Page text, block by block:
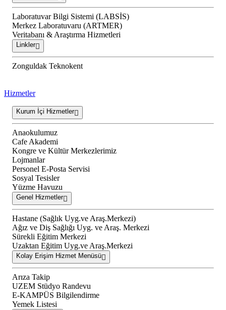
Laboratuvar Bilgi Sistemi (LABSİS)
Merkez Laboratuvaru (ARTMER)
Veritabanı & Araştırma Hizmetleri
Linkler
Zonguldak Teknokent
Hizmetler
Kurum İçi Hizmetler
Anaokulumuz
Cafe Akademi
Kongre ve Kültür Merkezlerimiz
Lojmanlar
Personel E-Posta Servisi
Sosyal Tesisler
Yüzme Havuzu
Genel Hizmetler
Hastane (Sağlık Uyg.ve Araş.Merkezi)
Ağız ve Diş Sağlığı Uyg. ve Araş. Merkezi
Sürekli Eğitim Merkezi
Uzaktan Eğitim Uyg.ve Araş.Merkezi
Kolay Erişim Hizmet Menüsü
Arıza Takip
UZEM Stüdyo Randevu
E-KAMPÜS Bilgilendirme
Yemek Listesi